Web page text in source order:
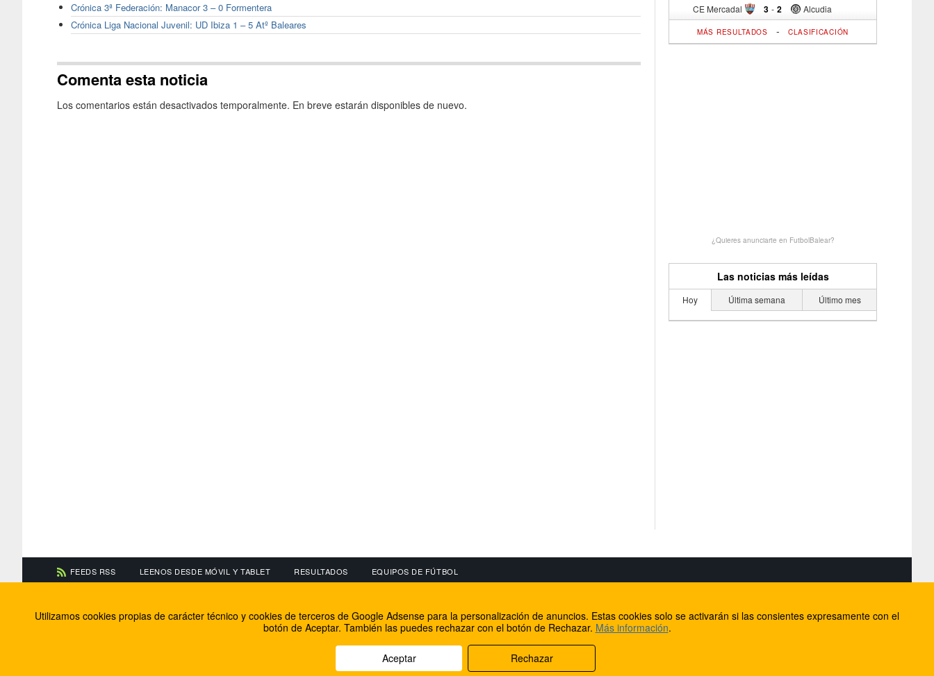
Crónica 3ª Federación: Manacor 3 – 0 Formentera
Crónica Liga Nacional Juvenil: UD Ibiza 1 – 5 Atº Baleares
Comenta esta noticia
Los comentarios están desactivados temporalmente. En breve estarán disponibles de nuevo.
CE Mercadal 3 - Alcudia
2
MÁS RESULTADOS - CLASIFICACIÓN
¿Quieres anunciarte en FutbolBalear?
Las noticias más leídas
Hoy Última semana Último mes
FEEDS RSS LEENOS DESDE MÓVIL Y TABLET RESULTADOS EQUIPOS DE FÚTBOL
Información de contacto
El equipo de FútbolBalear
Soluciones Corporativas IP
Facebook
Twitter
Internet Rural Mallorca
Registro de dominios
Utilizamos cookies propias de carácter técnico y cookies de terceros de Google Adsense para la personalización de anuncios. Estas cookies solo se activarán si las consientes expresamente con el
botón de Aceptar. También las puedes rechazar con el botón de Rechazar. Más información.
Aceptar Rechazar